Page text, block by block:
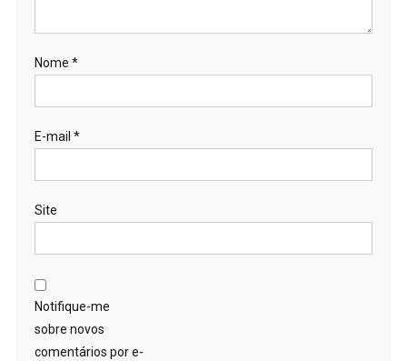
Nome *
E-mail *
Site
Notifique-me
sobre novos
comentários por e-